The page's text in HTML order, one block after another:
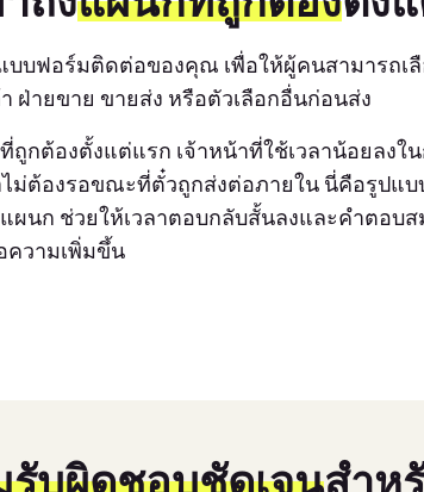
บบฟอร์มติดต่อของคุณ เพื่อให้ผู้คนสามารถเ
ฝ่ายขาย ขายส่ง หรือตัวเลือกอื่นก่อนส่ง
ถูกต้องตั้งแต่แรก เจ้าหน้าที่ใช้เวลาน้อยลงใ
ไม่ต้องรอขณะที่ตั๋วถูกส่งต่อภายใน นี่คือรูปแ
ผนก ช่วยให้เวลาตอบกลับสั้นลงและคำตอบส
วามเพิ่มขึ้น
รับผิดชอบชัดเจนสำห